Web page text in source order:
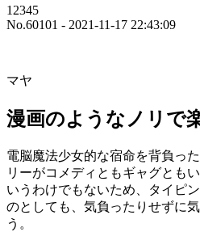
12345
No.60101 - 2021-11-17 22:43:09
マヤ
漫画のようなノリで
電脳魔法少女的な宿命を背負っ
リーがコメディともギャグとも
いうわけでもないため、タイピ
のとしても、気負ったりせずに
う。